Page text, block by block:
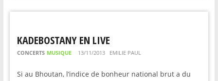
KADEBOSTANY EN LIVE
CONCERTS MUSIQUE 13/11/2013 EMILIE PAUL
Si au Bhoutan, l’indice de bonheur national brut a du